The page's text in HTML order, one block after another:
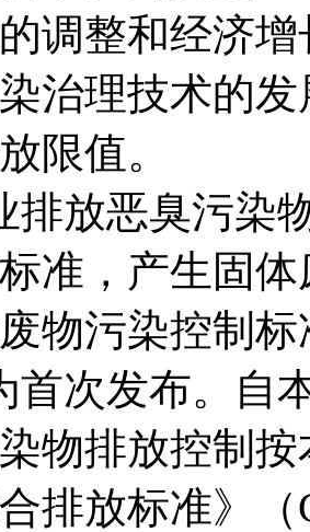
调整和经济
治理技术的
限值。
排放恶臭污染
准，产生固
物污染控制标
首次发布。自
物排放控制
合排放标准》